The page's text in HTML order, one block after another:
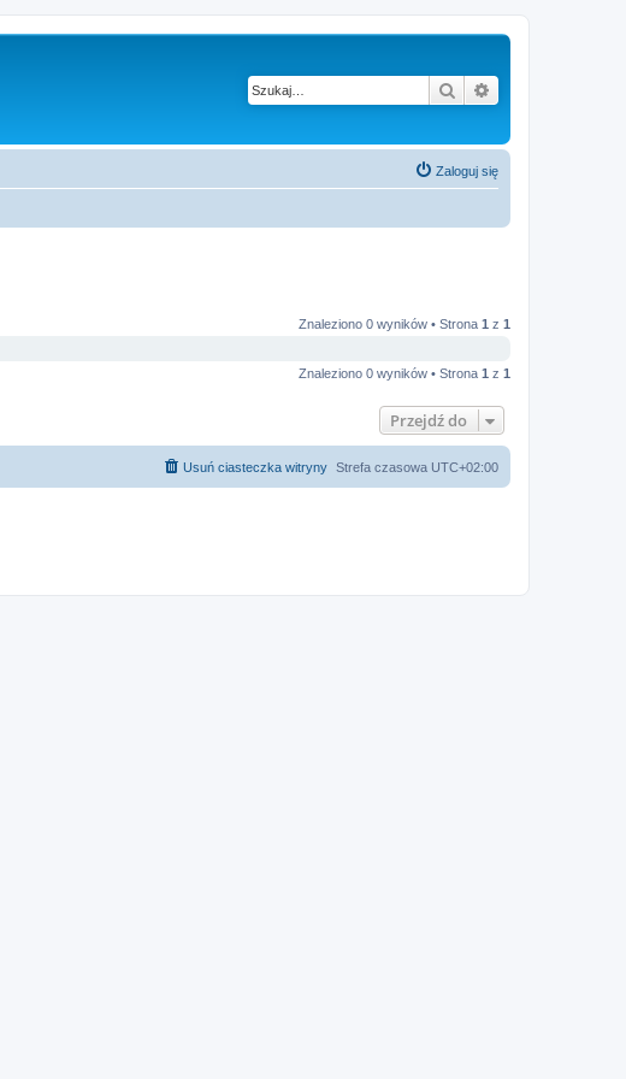
Szukaj
Zaloguj się
Znaleziono 0 wyników • Strona 1 z 1
Znaleziono 0 wyników • Strona 1 z 1
Przejdź do
Strefa czasowa UTC+02:00
Usuń ciasteczka witryny